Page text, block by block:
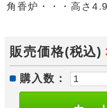
角香炉・・・高さ
販売価格(税込)
購入数：